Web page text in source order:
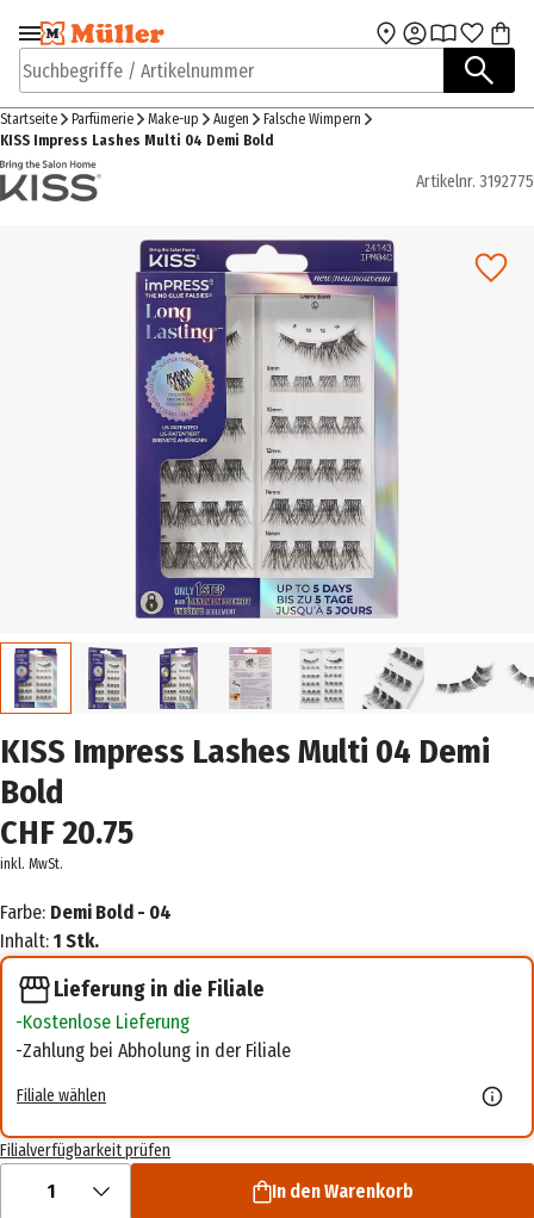
Zur Navigation
springen
Zum Hauptinhalt
Suchbegriffe / Artikelnummer
Startseite Parfümerie Make-up Augen
Falsche Wimpern
KISS Impress Lashes Multi 04 Demi Bold
Artikelnr. 3192775
KISS Impress Lashes Multi 04 Demi
Bold
CHF 20.75
inkl. MwSt.
Farbe: Demi Bold - 04
Inhalt: 1 Stk.
Lieferung in die Filiale
Kostenlose Lieferung
Zahlung bei Abholung in der Filiale
Filiale wählen
Filialverfügbarkeit prüfen
1 In den Warenkorb